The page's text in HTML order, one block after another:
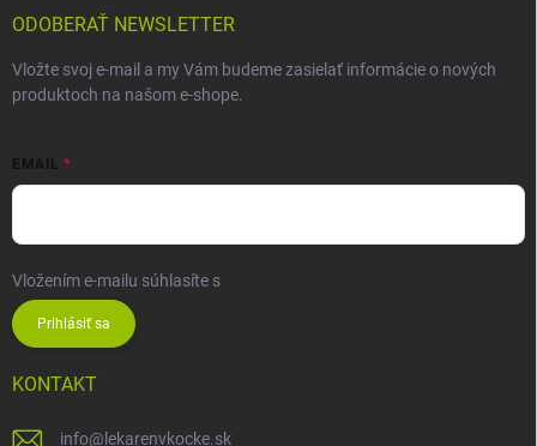
ODOBERAŤ NEWSLETTER
Vložte svoj e-mail a my Vám budeme zasielať informácie o nových
produktoch na našom e-shope.
EMAIL
Vložením e-mailu súhlasíte s
Prihlásiť sa
KONTAKT
info@ lekarenvkocke.sk